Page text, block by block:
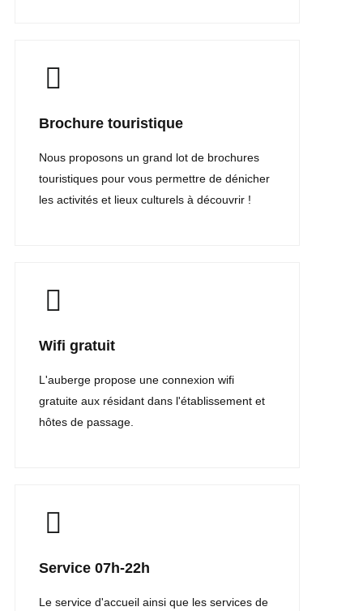
Brochure touristique
Nous proposons un grand lot de brochures
touristiques pour vous permettre de dénicher
les activités et lieux culturels à découvrir !
Wifi gratuit
L'auberge propose une connexion wifi
gratuite aux résidant dans l'établissement et
hôtes de passage.
Service 07h-22h
Le service d'accueil ainsi que les services de